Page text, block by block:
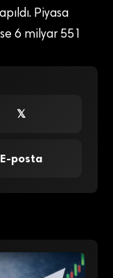
Piyasa
6 milyar 551
𝕏
E-posta